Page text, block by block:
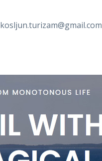
kosljun.turizam@gmail.com